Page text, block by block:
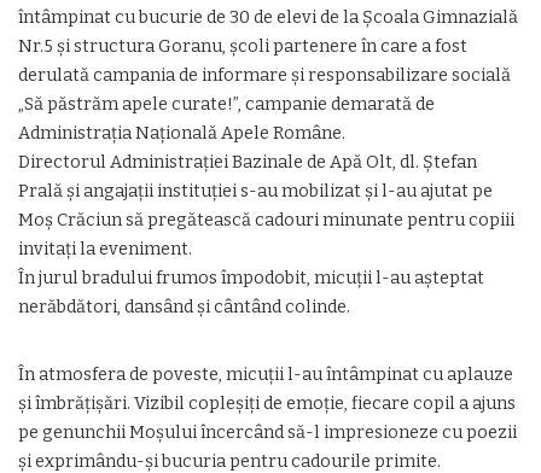
întâmpinat cu bucurie de 30 de elevi de la Școala Gimnazială
Nr.5 și structura Goranu, școli partenere în care a fost
derulată campania de informare și responsabilizare socială
„Să păstrăm apele curate!”, campanie demarată de
Administraţia Naţională Apele Române.
Directorul Administrației Bazinale de Apă Olt, dl. Ștefan
Prală și angajații instituției s-au mobilizat și l-au ajutat pe
Moș Crăciun să pregătească cadouri minunate pentru copiii
invitați la eveniment.
În jurul bradului frumos împodobit, micuții l-au așteptat
nerăbdători, dansând și cântând colinde.
În atmosfera de poveste, micuții l-au întâmpinat cu aplauze
și îmbrățișări. Vizibil copleșiți de emoție, fiecare copil a ajuns
pe genunchii Moșului încercând să-l impresioneze cu poezii
și exprimându-și bucuria pentru cadourile primite.